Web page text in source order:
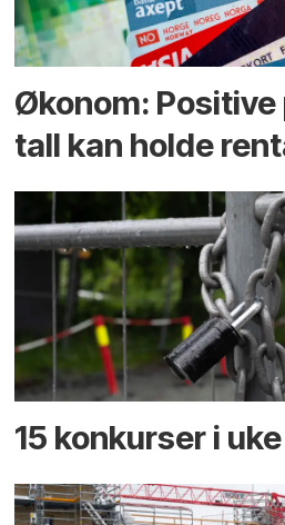
Økonom:
tall kan holde
15 konkurser i